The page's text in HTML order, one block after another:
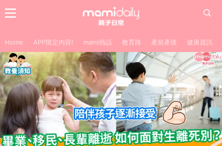
Home APP限定內容! mami熱話 教育路 產前產後 健康資訊